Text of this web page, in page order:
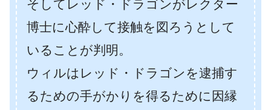
そしてレッド・ドラゴンがレクター
博士に心酔して接触を図ろうとして
いることが判明。
ウィルはレッド・ドラゴンを逮捕す
るための手がかりを得るために因縁